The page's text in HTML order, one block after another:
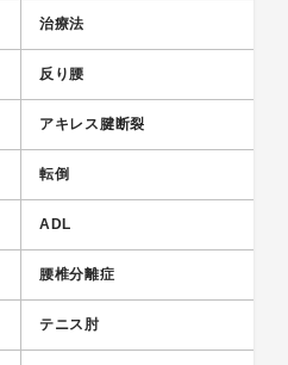
治療法
反り腰
アキレス腱断裂
転倒
ADL
腰椎分離症
テニス肘